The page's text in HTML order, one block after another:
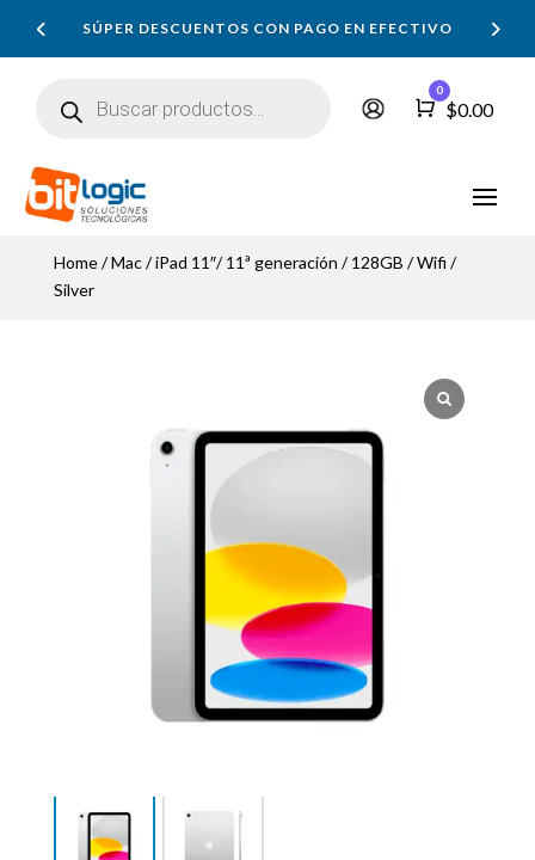
SÚPER DESCUENTOS CON PAGO EN EFECTIVO
productos
Carro
0
$0.00
Home/Mac/ iPad 11″/ 11ª generación / 128GB / Wifi /
Silver